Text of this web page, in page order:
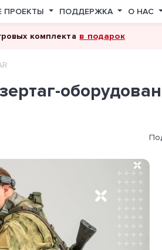
ПРОЕКТЫ ПОДДЕРЖКА О НАС
комплекта в подарок